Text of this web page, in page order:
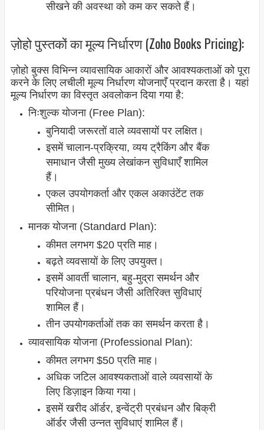
सीखने की अवस्था को कम कर सकते हैं।
ज़ोहो पुस्तकों का मूल्य निर्धारण (Zoho Books Pricing):
ज़ोहो बुक्स विभिन्न व्यावसायिक आकारों और आवश्यकताओं को पूरा
करने के लिए लचीली मूल्य निर्धारण योजनाएँ प्रदान करता है। यहां
मूल्य निर्धारण का विस्तृत अवलोकन दिया गया है:
निःशुल्क योजना (Free Plan):
बुनियादी जरूरतों वाले व्यवसायों पर लक्षित।
इसमें चालान-प्रक्रिया, व्यय ट्रैकिंग और बैंक
समाधान जैसी मुख्य लेखांकन सुविधाएँ शामिल
हैं।
एकल उपयोगकर्ता और एकल अकाउंटेंट तक
सीमित।
मानक योजना (Standard Plan):
कीमत लगभग $20 प्रति माह।
बढ़ते व्यवसायों के लिए उपयुक्त।
इसमें आवर्ती चालान, बहु-मुद्रा समर्थन और
परियोजना प्रबंधन जैसी अतिरिक्त सुविधाएं
शामिल हैं।
तीन उपयोगकर्ताओं तक का समर्थन करता है।
व्यावसायिक योजना (Professional Plan):
कीमत लगभग $50 प्रति माह।
अधिक जटिल आवश्यकताओं वाले व्यवसायों के
लिए डिज़ाइन किया गया।
इसमें खरीद ऑर्डर, इन्वेंट्री प्रबंधन और बिक्री
ऑर्डर जैसी उन्नत सुविधाएं शामिल हैं।